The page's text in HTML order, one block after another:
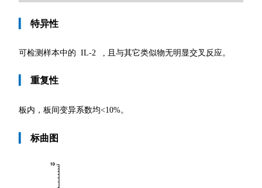
特异性
可检测样本中的 IL-2 , 且与其它类似物无明显交叉反应。
重复性
板内，板间变异系数均<10%。
标曲图